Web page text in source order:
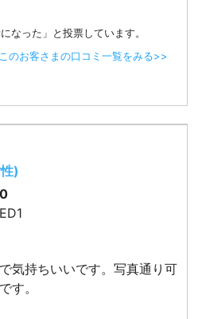
なった」と投票しています。
このお客さまの口コミ一覧をみる>>
)
気持ちいいです。写真通り可
す。